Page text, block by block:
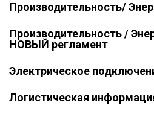
Производительность/
Производительность /
НОВЫЙ регламент
Электрическое
Логистическая